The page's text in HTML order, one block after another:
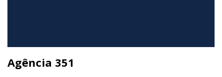
Agência 351